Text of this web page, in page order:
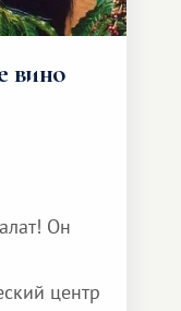
вино
Он
центр